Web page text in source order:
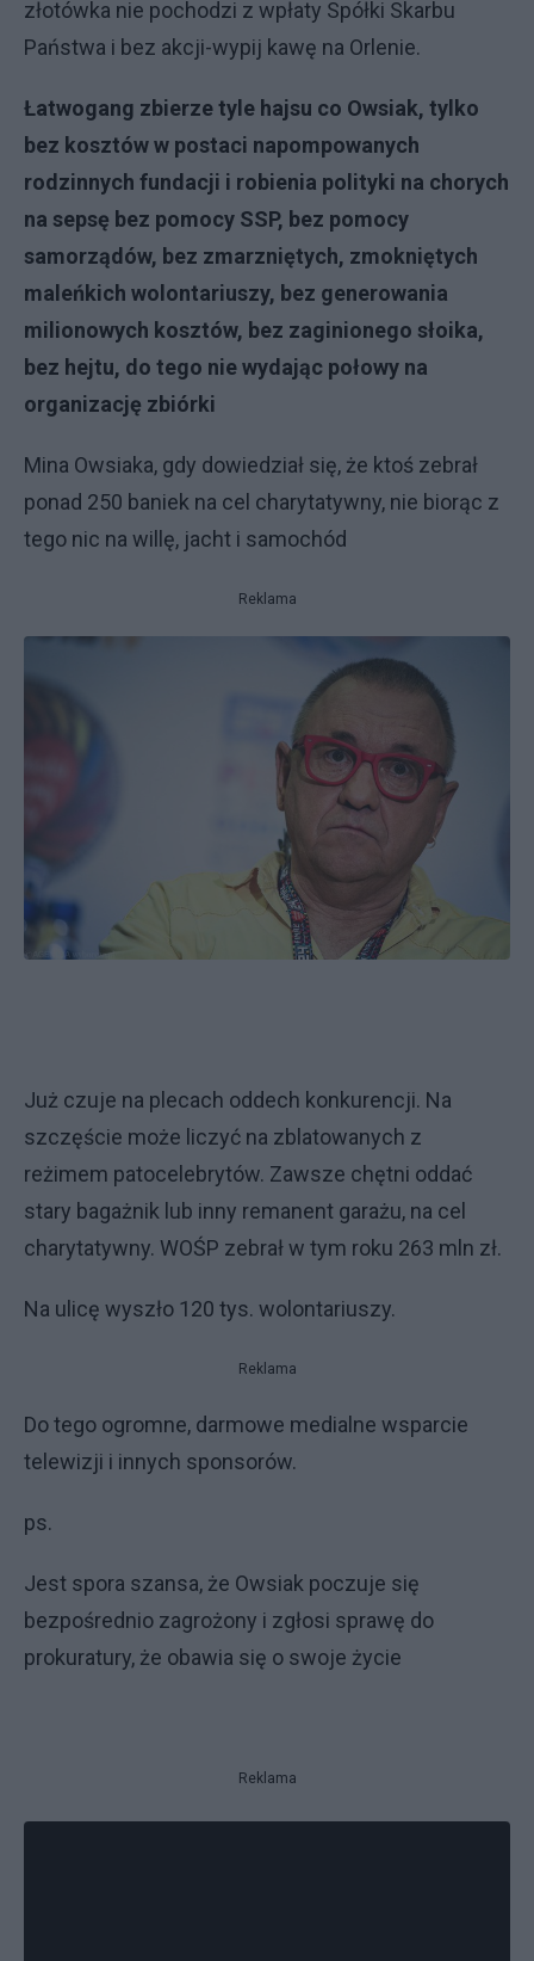
złotówka nie pochodzi z wpłaty Spółki Skarbu
Państwa i bez akcji-wypij kawę na Orlenie.
Łatwogang zbierze tyle hajsu co Owsiak, tylko
bez kosztów w postaci napompowanych
rodzinnych fundacji i robienia polityki na chorych
na sepsę bez pomocy SSP, bez pomocy
samorządów, bez zmarzniętych, zmokniętych
maleńkich wolontariuszy, bez generowania
milionowych kosztów, bez zaginionego słoika,
bez hejtu, do tego nie wydając połowy na
organizację zbiórki
Mina Owsiaka, gdy dowiedział się, że ktoś zebrał
ponad 250 baniek na cel charytatywny, nie biorąc z
tego nic na willę, jacht i samochód
Reklama
Już czuje na plecach oddech konkurencji. Na
szczęście może liczyć na zblatowanych z
reżimem patocelebrytów. Zawsze chętni oddać
stary bagażnik lub inny remanent garażu, na cel
charytatywny. WOŚP zebrał w tym roku 263 mln zł.
Na ulicę wyszło 120 tys. wolontariuszy.
Reklama
Do tego ogromne, darmowe medialne wsparcie
telewizji i innych sponsorów.
ps.
Jest spora szansa, że Owsiak poczuje się
bezpośrednio zagrożony i zgłosi sprawę do
prokuratury, że obawia się o swoje życie
Reklama